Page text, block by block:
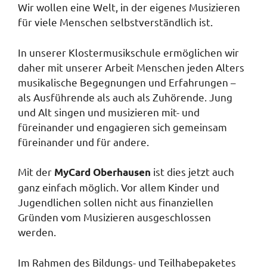
Wir wollen eine Welt, in der eigenes Musizieren
für viele Menschen selbstverständlich ist.
In unserer Klostermusikschule ermöglichen wir
daher mit unserer Arbeit Menschen jeden Alters
musikalische Begegnungen und Erfahrungen –
als Ausführende als auch als Zuhörende. Jung
und Alt singen und musizieren mit- und
füreinander und engagieren sich gemeinsam
füreinander und für andere.
Mit der MyCard Oberhausen ist dies jetzt auch
ganz einfach möglich. Vor allem Kinder und
Jugendlichen sollen nicht aus finanziellen
Gründen vom Musizieren ausgeschlossen
werden.
Im Rahmen des Bildungs- und Teilhabepaketes